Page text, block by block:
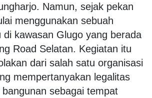
Namun, sejak pekan
menggunakan sebuah
di kawasan Glugo yang berada
Road Selatan. Kegiatan itu
dari salah satu organisasi
mempertanyakan legalitas
sebagai tempat